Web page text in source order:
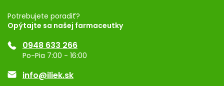
Registrácia
Ponuka pre firmy
Značky
Potrebujete poradiť?
Opýtajte sa našej farmaceutky
0948 633 266
Po-Pia 7:00 - 16:00
info@iliek.sk